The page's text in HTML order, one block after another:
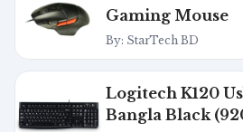
Gaming Mouse
By: StarTech BD
Logitech K120
Bangla Black